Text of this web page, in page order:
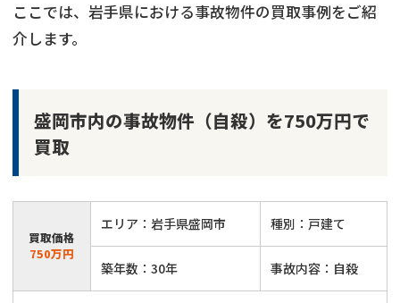
ここでは、岩手県における事故物件の買取事例をご紹
介します。
盛岡市内の事故物件（自殺）を750万円で
買取
買取価格
750万円
エリア：岩手県盛岡市 種別：戸建て
築年数：30年 事故内容：自殺